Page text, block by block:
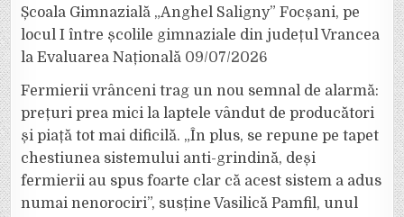
Școala Gimnazială „Anghel Saligny” Focșani, pe
locul I între școlile gimnaziale din județul Vrancea
la Evaluarea Națională 09/07/2026
Fermierii vrânceni trag un nou semnal de alarmă:
prețuri prea mici la laptele vândut de producători
și piață tot mai dificilă. „În plus, se repune pe tapet
chestiunea sistemului anti-grindină, deși
fermierii au spus foarte clar că acest sistem a adus
numai nenorociri”, susține Vasilică Pamfil, unul